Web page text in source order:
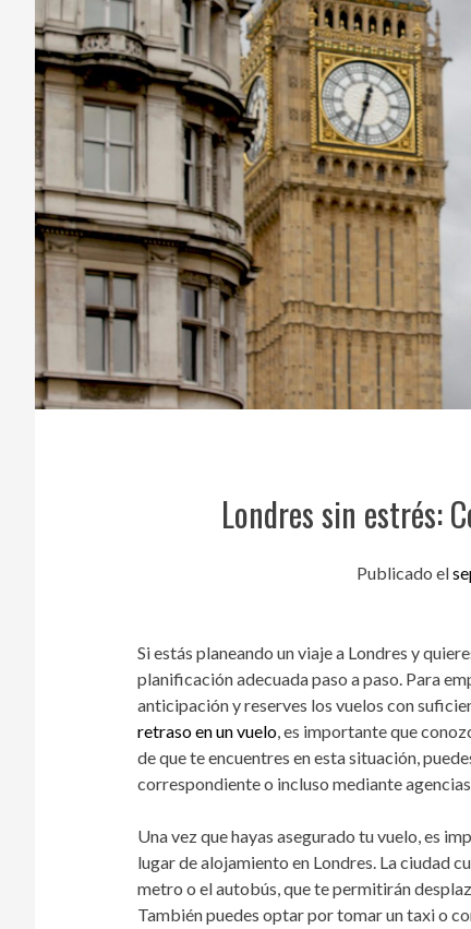
Londres sin estrés:
Publicado el
Si estás planeando un viaje a Londres y
planificación adecuada paso a paso. Para
anticipación y reserves los vuelos con
retraso en un vuelo, es importante que
de que te encuentres en esta situación,
correspondiente o incluso mediante
Una vez que hayas asegurado tu vuelo, es
lugar de alojamiento en Londres. La ciudad
metro o el autobús, que te permitirán
También puedes optar por tomar un taxi o